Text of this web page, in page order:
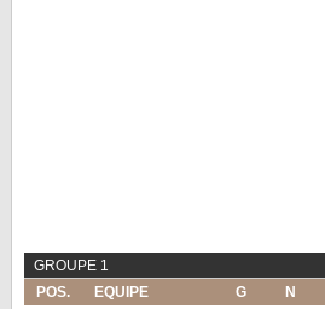
GROUPE 1
POS.
EQUIPE G N